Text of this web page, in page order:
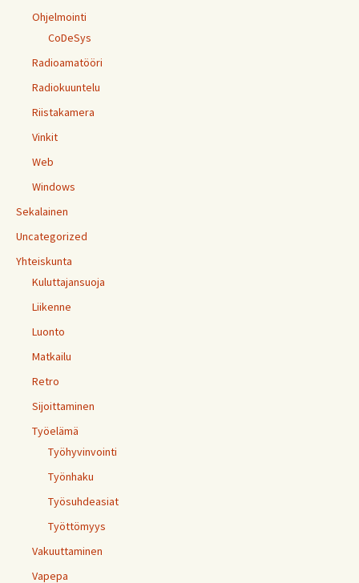
Ohjelmointi
CoDeSys
Radioamatööri
Radiokuuntelu
Riistakamera
Vinkit
Web
Windows
Sekalainen
Uncategorized
Yhteiskunta
Kuluttajansuoja
Liikenne
Luonto
Matkailu
Retro
Sijoittaminen
Työelämä
Työhyvinvointi
Työnhaku
Työsuhdeasiat
Työttömyys
Vakuuttaminen
Vapepa